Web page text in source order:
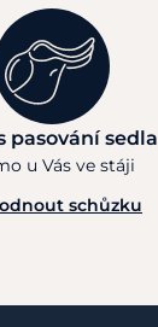
pasování sedla
u Vás ve stáji
schůzku